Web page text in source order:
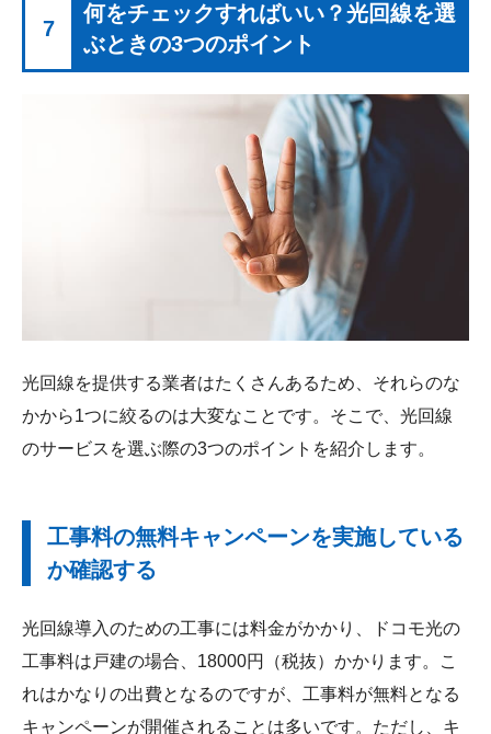
7
何をチェックすればいい？光回線を選
ぶときの3つのポイント
光回線を提供する業者はたくさんあるため、それらのな
かから1つに絞るのは大変なことです。そこで、光回線
のサービスを選ぶ際の3つのポイントを紹介します。
工事料の無料キャンペーンを実施している
か確認する
光回線導入のための工事には料金がかかり、ドコモ光の
工事料は戸建の場合、18000円（税抜）かかります。こ
れはかなりの出費となるのですが、工事料が無料となる
キャンペーンが開催されることは多いです。ただし、キ